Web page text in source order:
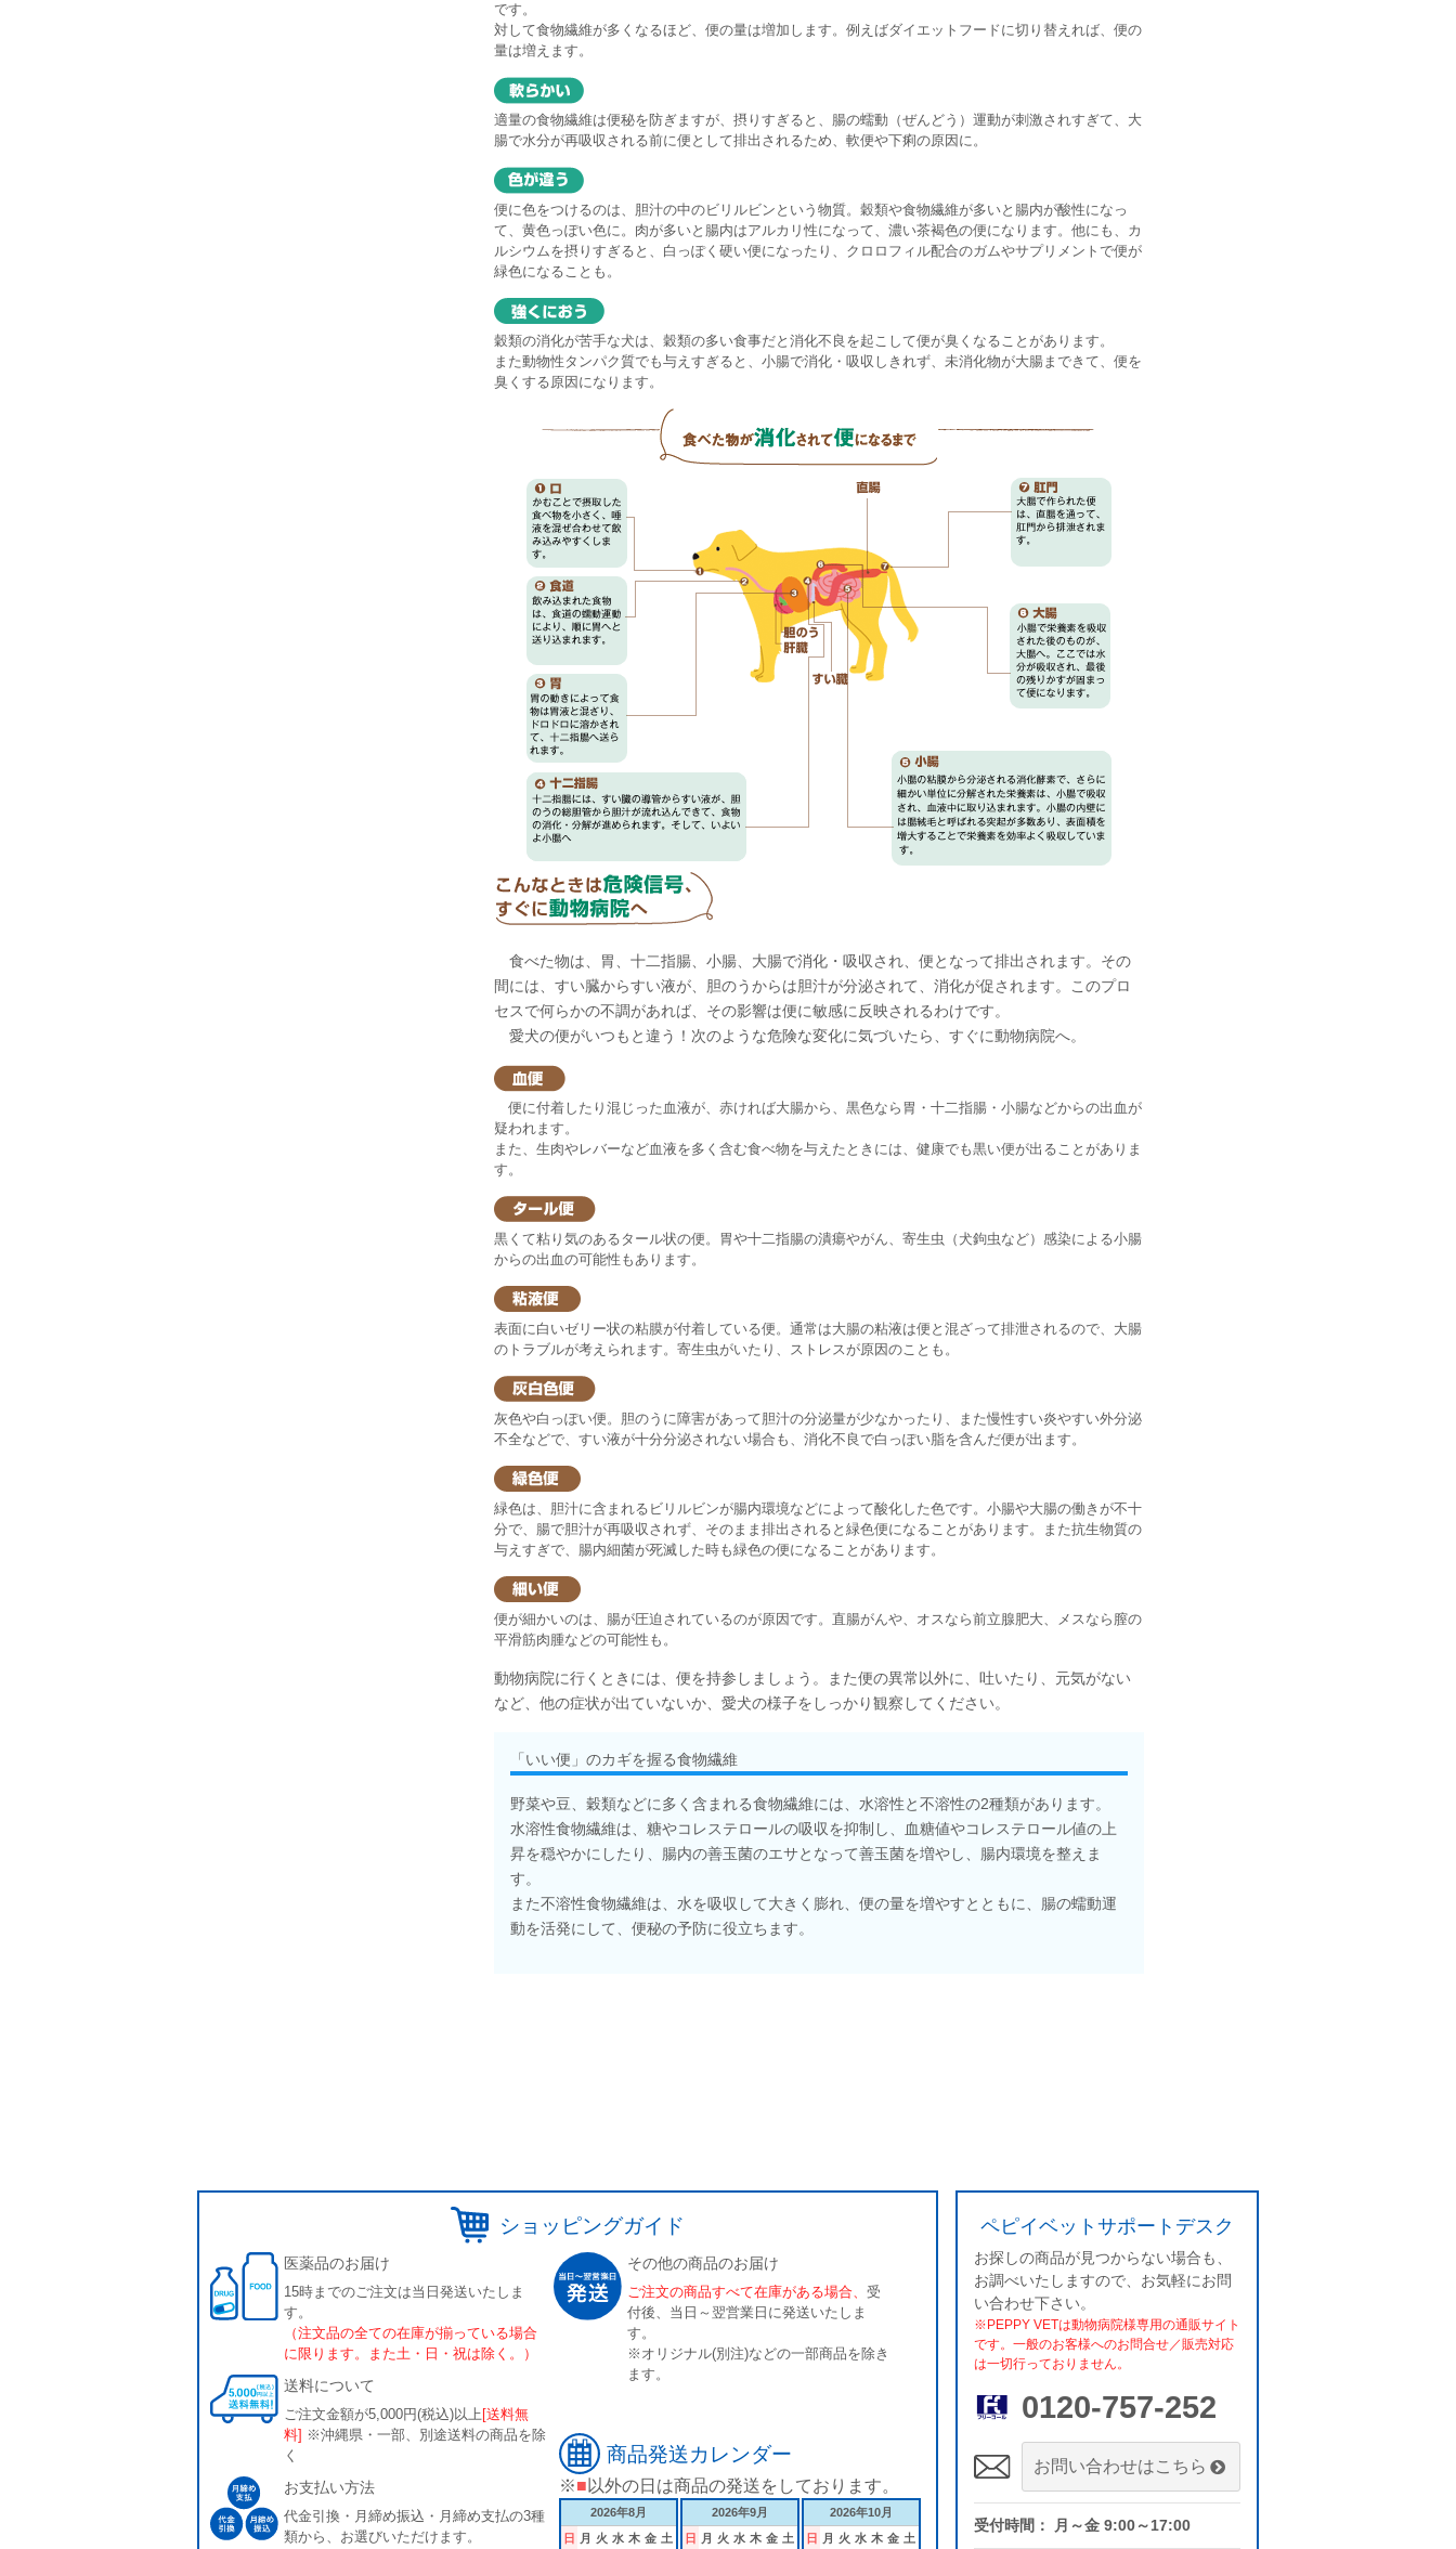
です。
対して食物繊維が多くなるほど、便の量は増加します。例えばダイエットフードに切り替えれば、便の
量は増えます。
適量の食物繊維は便秘を防ぎますが、摂りすぎると、腸の蠕動（ぜんどう）運動が刺激されすぎて、大
腸で水分が再吸収される前に便として排出されるため、軟便や下痢の原因に。
便に色をつけるのは、胆汁の中のビリルビンという物質。穀類や食物繊維が多いと腸内が酸性になっ
て、黄色っぽい色に。肉が多いと腸内はアルカリ性になって、濃い茶褐色の便になります。他にも、カ
ルシウムを摂りすぎると、白っぽく硬い便になったり、クロロフィル配合のガムやサプリメントで便が
緑色になることも。
穀類の消化が苦手な犬は、穀類の多い食事だと消化不良を起こして便が臭くなることがあります。
また動物性タンパク質でも与えすぎると、小腸で消化・吸収しきれず、未消化物が大腸まできて、便を
臭くする原因になります。
食べた物は、胃、十二指腸、小腸、大腸で消化・吸収され、便となって排出されます。その
間には、すい臓からすい液が、胆のうからは胆汁が分泌されて、消化が促されます。このプロ
セスで何らかの不調があれば、その影響は便に敏感に反映されるわけです。
愛犬の便がいつもと違う！次のような危険な変化に気づいたら、すぐに動物病院へ。
便に付着したり混じった血液が、赤ければ大腸から、黒色なら胃・十二指腸・小腸などからの出血が
疑われます。
また、生肉やレバーなど血液を多く含む食べ物を与えたときには、健康でも黒い便が出ることがありま
す。
黒くて粘り気のあるタール状の便。胃や十二指腸の潰瘍やがん、寄生虫（犬鉤虫など）感染による小腸
からの出血の可能性もあります。
表面に白いゼリー状の粘膜が付着している便。通常は大腸の粘液は便と混ざって排泄されるので、大腸
のトラブルが考えられます。寄生虫がいたり、ストレスが原因のことも。
灰色や白っぽい便。胆のうに障害があって胆汁の分泌量が少なかったり、また慢性すい炎やすい外分泌
不全などで、すい液が十分分泌されない場合も、消化不良で白っぽい脂を含んだ便が出ます。
緑色は、胆汁に含まれるビリルビンが腸内環境などによって酸化した色です。小腸や大腸の働きが不十
分で、腸で胆汁が再吸収されず、そのまま排出されると緑色便になることがあります。また抗生物質の
与えすぎで、腸内細菌が死滅した時も緑色の便になることがあります。
便が細かいのは、腸が圧迫されているのが原因です。直腸がんや、オスなら前立腺肥大、メスなら膣の
平滑筋肉腫などの可能性も。
動物病院に行くときには、便を持参しましょう。また便の異常以外に、吐いたり、元気がない
など、他の症状が出ていないか、愛犬の様子をしっかり観察してください。
「いい便」のカギを握る食物繊維
野菜や豆、穀類などに多く含まれる食物繊維には、水溶性と不溶性の2種類があります。
水溶性食物繊維は、糖やコレステロールの吸収を抑制し、血糖値やコレステロール値の上
昇を穏やかにしたり、腸内の善玉菌のエサとなって善玉菌を増やし、腸内環境を整えま
す。
また不溶性食物繊維は、水を吸収して大きく膨れ、便の量を増やすとともに、腸の蠕動運
動を活発にして、便秘の予防に役立ちます。
ショッピングガイド
医薬品のお届け
15時までのご注文は当日発送いたしま
す。
（注文品の全ての在庫が揃っている場合
に限ります。また土・日・祝は除く。）
送料について
ご注文金額が5,000円(税込)以上 [送料無
料] ※沖縄県・一部、別途送料の商品を除
く
お支払い方法
代金引換・月締め振込・月締め支払の3種
類から、お選びいただけます。
その他の商品のお届け
ご注文の商品すべて在庫がある場合、 受
付後、当日～翌営業日に発送いたしま
す。
※オリジナル(別注)などの一部商品を除き
ます。
商品発送カレンダー
※■ 以外の日は商品の発送をしております。
2026年8月
日
月 火 水 木 金 土
2026年9月
日
月 火 水 木 金 土
2026年10月
日
月 火 水 木 金 土
ペピイベットサポートデスク
お探しの商品が見つからない場合も、
お調べいたしますので、お気軽にお問
い合わせ下さい。
※PEPPY VETは動物病院様専用の通販サイト
です。一般のお客様へのお問合せ／販売対応
は一切行っておりません。
0120-757-252
お問い合わせはこちら
受付時間： 月～金 9:00～17:00